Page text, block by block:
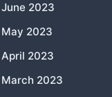
June 2023
May 2023
April 2023
March 2023